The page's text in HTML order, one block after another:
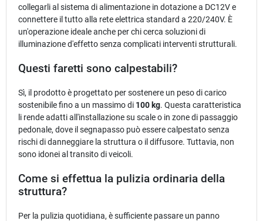
collegarli al sistema di alimentazione in dotazione a DC12V e
connettere il tutto alla rete elettrica standard a 220/240V. È
un'operazione ideale anche per chi cerca soluzioni di
illuminazione d'effetto senza complicati interventi strutturali.
Questi faretti sono calpestabili?
Sì, il prodotto è progettato per sostenere un peso di carico
sostenibile fino a un massimo di 100 kg. Questa caratteristica
li rende adatti all'installazione su scale o in zone di passaggio
pedonale, dove il segnapasso può essere calpestato senza
rischi di danneggiare la struttura o il diffusore. Tuttavia, non
sono idonei al transito di veicoli.
Come si effettua la pulizia ordinaria della
struttura?
Per la pulizia quotidiana, è sufficiente passare un panno